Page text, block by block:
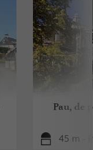
Pau, de
45 m -